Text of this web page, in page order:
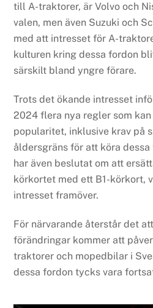
till A-traktorer, är Volvo och
valen, men även Suzuki och
med att intresset för A-
kulturen kring dessa fordon
särskilt bland yngre förare.
Trots det ökande intresset
2024 flera nya regler som
popularitet, inklusive krav på
åldersgräns för att köra
har även beslutat om att
körkortet med ett B1-körkort,
intresset framöver.
För närvarande återstår det
förändringar kommer att
traktorer och mopedbilar i
dessa fordon tycks vara